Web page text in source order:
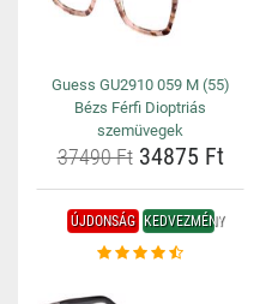
Guess GU2910 059 M (55)
Bézs Férfi Dioptriás
szemüvegek
37490 Ft34875 Ft
ÚJDONSÁG KEDVEZMÉNY